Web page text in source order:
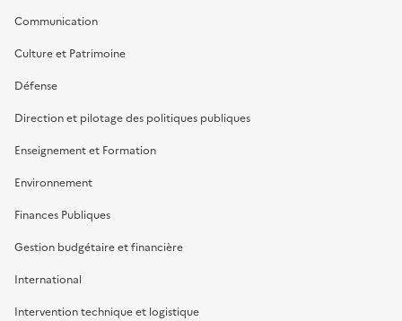
Communication
Culture et Patrimoine
Défense
Direction et pilotage des politiques publiques
Enseignement et Formation
Environnement
Finances Publiques
Gestion budgétaire et financière
International
Intervention technique et logistique